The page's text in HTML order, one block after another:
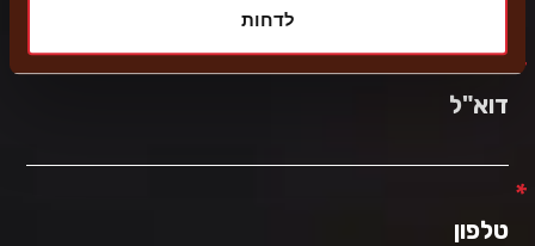
לדחות
*
דוא"ל
*
טלפון